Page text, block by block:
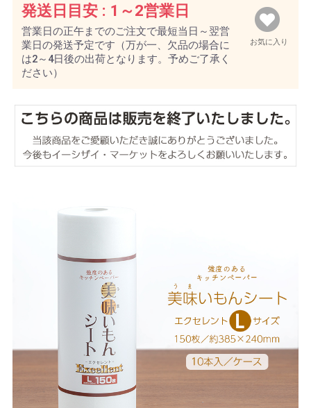
お気に入り
発送日目安 : 1～2営業日
営業日の正午までのご注文で最短当日～翌営
業日の発送予定です（万が一、欠品の場合に
は2～4日後の出荷となります。予めご了承く
ださい）